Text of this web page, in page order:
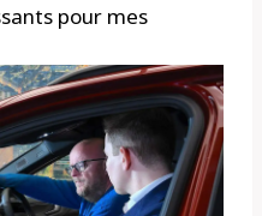
pour mes